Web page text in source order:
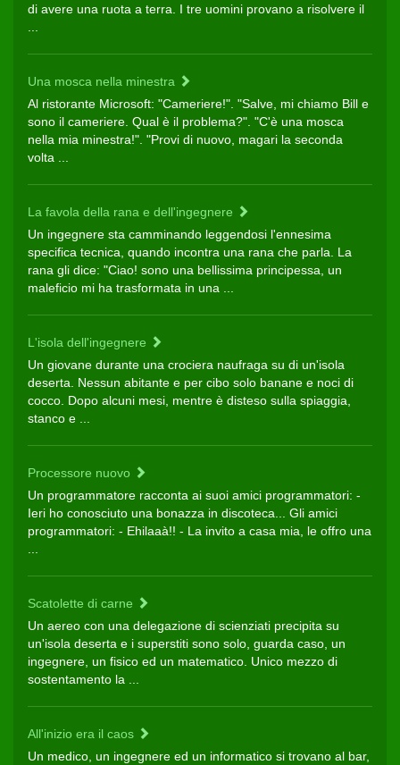
di avere una ruota a terra. I tre uomini provano a risolvere il
...
Una mosca nella minestra
Al ristorante Microsoft: "Cameriere!". "Salve, mi chiamo Bill e
sono il cameriere. Qual è il problema?". "C'è una mosca
nella mia minestra!". "Provi di nuovo, magari la seconda
volta ...
La favola della rana e dell'ingegnere
Un ingegnere sta camminando leggendosi l'ennesima
specifica tecnica, quando incontra una rana che parla. La
rana gli dice: "Ciao! sono una bellissima principessa, un
maleficio mi ha trasformata in una ...
L'isola dell'ingegnere
Un giovane durante una crociera naufraga su di un'isola
deserta. Nessun abitante e per cibo solo banane e noci di
cocco. Dopo alcuni mesi, mentre è disteso sulla spiaggia,
stanco e ...
Processore nuovo
Un programmatore racconta ai suoi amici programmatori: -
Ieri ho conosciuto una bonazza in discoteca... Gli amici
programmatori: - Ehilaaà!! - La invito a casa mia, le offro una
...
Scatolette di carne
Un aereo con una delegazione di scienziati precipita su
un'isola deserta e i superstiti sono solo, guarda caso, un
ingegnere, un fisico ed un matematico. Unico mezzo di
sostentamento la ...
All'inizio era il caos
Un medico, un ingegnere ed un informatico si trovano al bar,